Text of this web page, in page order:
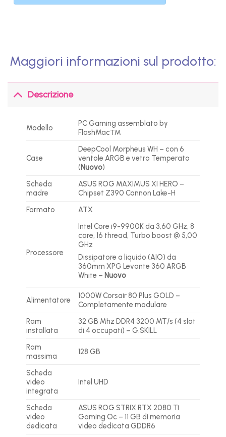
Maggiori informazioni sul prodotto:
Descrizione
Modello
PC Gaming assemblato by
FlashMac™
Case
DeepCool Morpheus WH – con 6
ventole ARGB e vetro Temperato
(Nuovo)
Scheda
madre
ASUS ROG MAXIMUS XI HERO –
Chipset Z390 Cannon Lake-H
Formato
ATX
Processore
Intel Core i9-9900K da 3,60 GHz, 8
core, 16 thread, Turbo boost @ 5,00
GHz
Dissipatore a liquido (AIO) da
360mm XPG Levante 360 ARGB
White – Nuovo
Alimentatore 1000W Corsair 80 Plus GOLD –
Completamente modulare
Ram
installata
32 GB Mhz DDR4 3200 MT/s (4 slot
di 4 occupati) – G.SKILL
Ram
massima
128 GB
Scheda
video
integrata
Intel UHD
Scheda
video
dedicata
ASUS ROG STRIX RTX 2080 Ti
Gaming Oc – 11 GB di memoria
video dedicata GDDR6